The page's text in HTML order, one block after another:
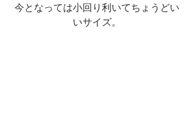
今となっては小回り利いてちょうどい
いサイズ。